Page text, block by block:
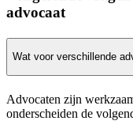
advocaat
Wat voor verschillende
Advocaten zijn
onderscheiden de